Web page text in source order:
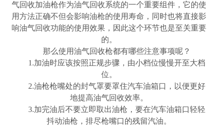
气回收加油枪作为油气回收系统的一个重要组件，它的使
用方法正确不但会影响油枪的使用寿命，同时也将直接影
响油气回收功能的使用效果，因此这个环节也是至关重要
的。
那么使用油气回收枪都有哪些注意事项呢？
1.加油时应该按照正规步骤，由小档位慢慢开至大档
位。
2.油枪枪嘴处的封气罩要罩住汽车油箱口，以便更好
地提高油气回收效率。
3.加完油后不要立即取出油枪，要在汽车油箱口轻轻
抖动油枪，排尽枪嘴口的残留汽油。